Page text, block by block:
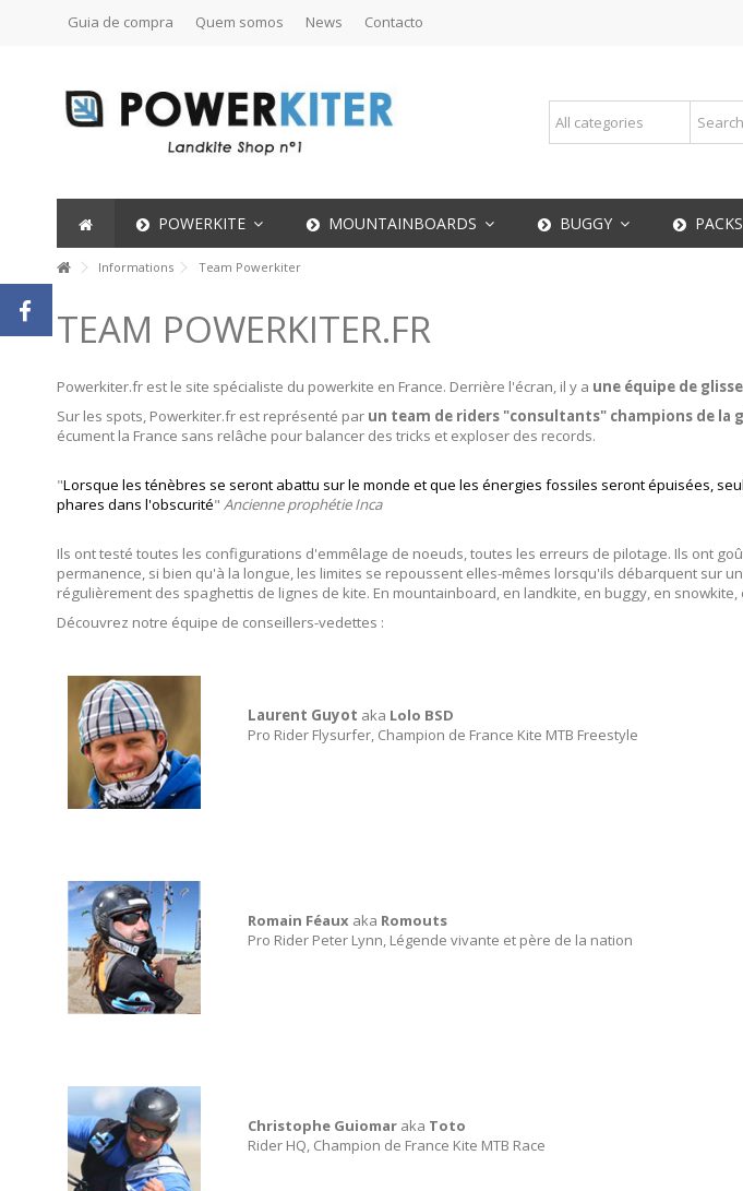
Guia de compra Quem somos News Contacto
POWERKITE MOUNTAINBOARDS BUGGY PACKS
Informations Team Powerkiter
TEAM POWERKITER.FR
Powerkiter.fr est le site spécialiste du powerkite en France. Derrière l'écran, il y a une équipe de
Sur les spots, Powerkiter.fr est représenté par un team de riders "consultants" champions de la
écument la France sans relâche pour balancer des tricks et exploser des records.
"Lorsque les ténèbres se seront abattu sur le monde et que les énergies fossiles seront épuisées,
phares dans l'obscurité" Ancienne prophétie Inca
Ils ont testé toutes les configurations d'emmêlage de noeuds, toutes les erreurs de pilotage. Ils ont
permanence, si bien qu'à la longue, les limites se repoussent elles-mêmes lorsqu'ils débarquent sur
régulièrement des spaghettis de lignes de kite. En mountainboard, en landkite, en buggy, en
Découvrez notre équipe de conseillers-vedettes :
Laurent Guyot aka Lolo BSD
Pro Rider Flysurfer, Champion de France Kite MTB Freestyle
Romain Féaux aka Romouts
Pro Rider Peter Lynn, Légende vivante et père de la nation
Christophe Guiomar aka Toto
Rider HQ, Champion de France Kite MTB Race